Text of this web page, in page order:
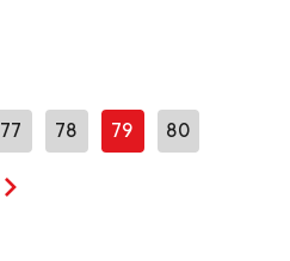
77 78 79 80
Seuraava sivu